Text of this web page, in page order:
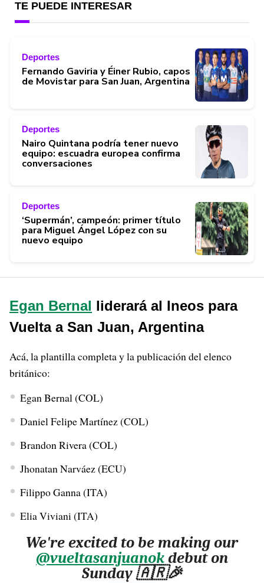
TE PUEDE INTERESAR
Deportes
Fernando Gaviria y Éiner Rubio, capos
de Movistar para San Juan, Argentina
Deportes
Nairo Quintana podría tener nuevo
equipo: escuadra europea confirma
conversaciones
Deportes
‘Supermán’, campeón: primer título
para Miguel Ángel López con su
nuevo equipo
Egan Bernal liderará al Ineos para
Vuelta a San Juan, Argentina
Acá, la plantilla completa y la publicación del elenco
británico:
Egan Bernal (COL)
Daniel Felipe Martínez (COL)
Brandon Rivera (COL)
Jhonatan Narváez (ECU)
Filippo Ganna (ITA)
Elia Viviani (ITA)
We're excited to be making our
@vueltasanjuanokdebut on
Sunday 🇦🇷🎉